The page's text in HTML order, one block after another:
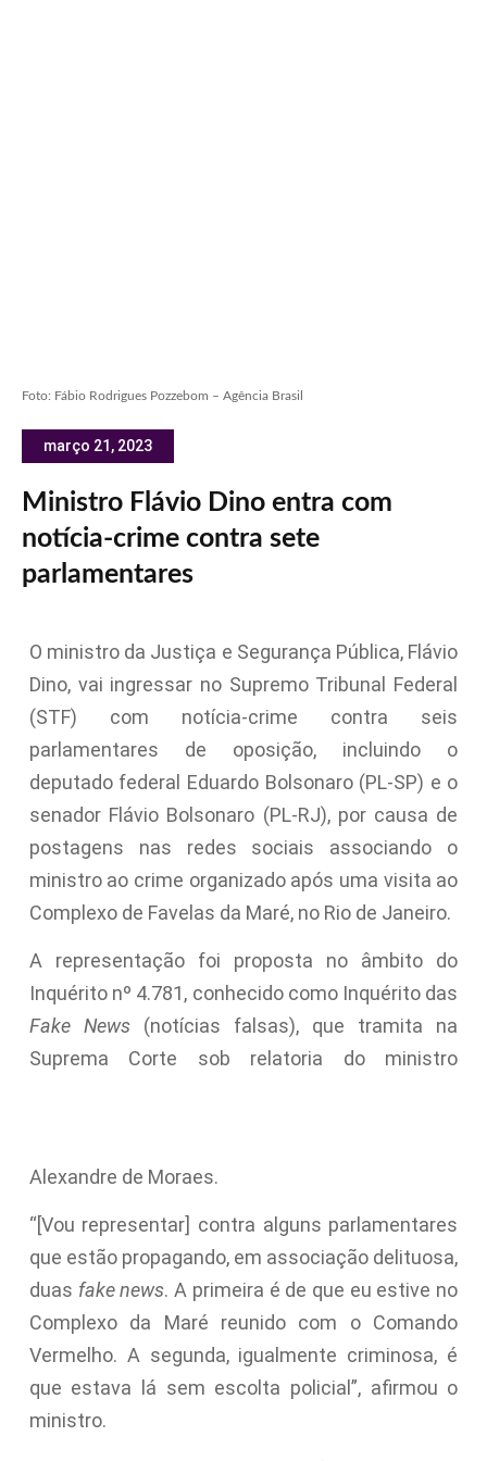
Foto: Fábio Rodrigues Pozzebom – Agência Brasil
março 21, 2023
Ministro Flávio Dino entra com
notícia-crime contra sete
parlamentares
O ministro da Justiça e Segurança Pública, Flávio
Dino, vai ingressar no Supremo Tribunal Federal
(STF) com notícia-crime contra seis
parlamentares de oposição, incluindo o
deputado federal Eduardo Bolsonaro (PL-SP) e o
senador Flávio Bolsonaro (PL-RJ), por causa de
postagens nas redes sociais associando o
ministro ao crime organizado após uma visita ao
Complexo de Favelas da Maré, no Rio de Janeiro.
A representação foi proposta no âmbito do
Inquérito nº 4.781, conhecido como Inquérito das
Fake News (notícias falsas), que tramita na
Suprema Corte sob relatoria do ministro
Alexandre de Moraes.
“[Vou representar] contra alguns parlamentares
que estão propagando, em associação delituosa,
duas fake news. A primeira é de que eu estive no
Complexo da Maré reunido com o Comando
Vermelho. A segunda, igualmente criminosa, é
que estava lá sem escolta policial”, afirmou o
ministro.